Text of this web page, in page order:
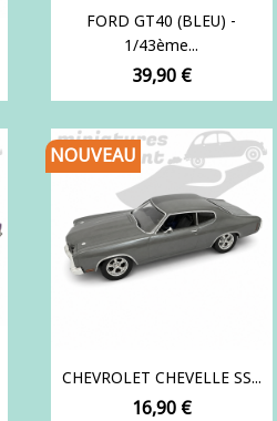
FORD GT40 (BLEU) -
1/43ème...
Prix
39,90 €
CHEVROLET CHEVELLE SS...
Prix
16,90 €
NOUVEAU